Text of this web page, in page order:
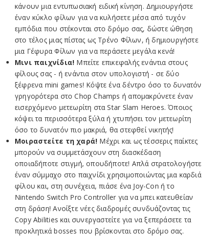
κάνουν μια εντυπωσιακή ειδική κίνηση. Δημιουργήστε
έναν κύκλο φίλων για να κυλήσετε μέσα από τυχόν
εμπόδια που στέκονται στο δρόμο σας, δώστε ώθηση
στο τέλος μιας πίστας ως Τρένο Φίλων, ή δημιουργήστε
μια Γέφυρα Φίλων για να περάσετε μεγάλα κενά!
Μινι παιχνίδια! Μπείτε επικεφαλής ενάντια στους
φίλους σας - ή ενάντια στον υπολογιστή - σε δύο
ξέφρενα mini games! Κόψτε ένα δέντρο όσο το δυνατόν
γρηγορότερα στο Chop Champs ή απομακρύνετε έναν
εισερχόμενο μετεωρίτη στα Star Slam Heroes. Όποιος
κόψει τα περισσότερα ξύλα ή χτυπήσει τον μετεωρίτη
όσο το δυνατόν πιο μακριά, θα στεφθεί νικητής!
Μοιραστείτε τη χαρά! Μέχρι και ως τέσσερις παίκτες
μπορούν να συμμετάσχουν στη διασκέδαση
οποιαδήποτε στιγμή, οπουδήποτε! Απλά στρατολογήστε
έναν σύμμαχο στο παιχνίδι χρησιμοποιώντας μια καρδιά
φίλου και, στη συνέχεια, πιάσε ένα Joy-Con ή το
Nintendo Switch Pro Controller για να μπει κατευθείαν
στη δράση! Ανοίξτε νέες διαδρομές συνδυάζοντας τις
Copy Abilities και συνεργαστείτε για να ξεπεράσετε τα
προκλητικά bosses που βρίσκονται στο δρόμο σας.